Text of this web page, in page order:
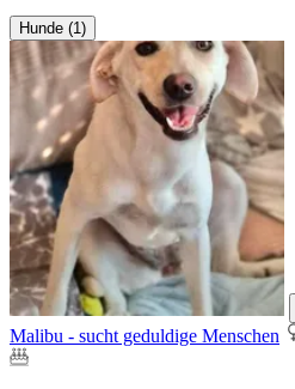
Hunde (1)
Malibu - sucht geduldige Menschen